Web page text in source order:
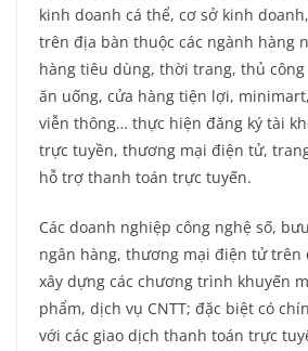
kinh doanh cá thể, cơ sở kinh
trên địa bàn thuộc các ngành hàng
hàng tiêu dùng, thời trang, thủ
ăn uống, cửa hàng tiện lợi,
viễn thông… thực hiện đăng ký tài
trực tuyền, thương mại điện tử,
hỗ trợ thanh toán trực tuyến.
Các doanh nghiệp công nghệ số,
ngân hàng, thương mại điện tử
xây dựng các chương trình khuyến
phẩm, dịch vụ CNTT; đặc biệt có
với các giao dịch thanh toán trực